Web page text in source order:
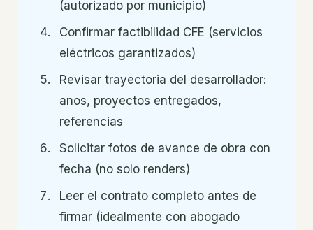
(autorizado por municipio)
Confirmar factibilidad CFE (servicios
eléctricos garantizados)
Revisar trayectoria del desarrollador:
anos, proyectos entregados,
referencias
Solicitar fotos de avance de obra con
fecha (no solo renders)
Leer el contrato completo antes de
firmar (idealmente con abogado